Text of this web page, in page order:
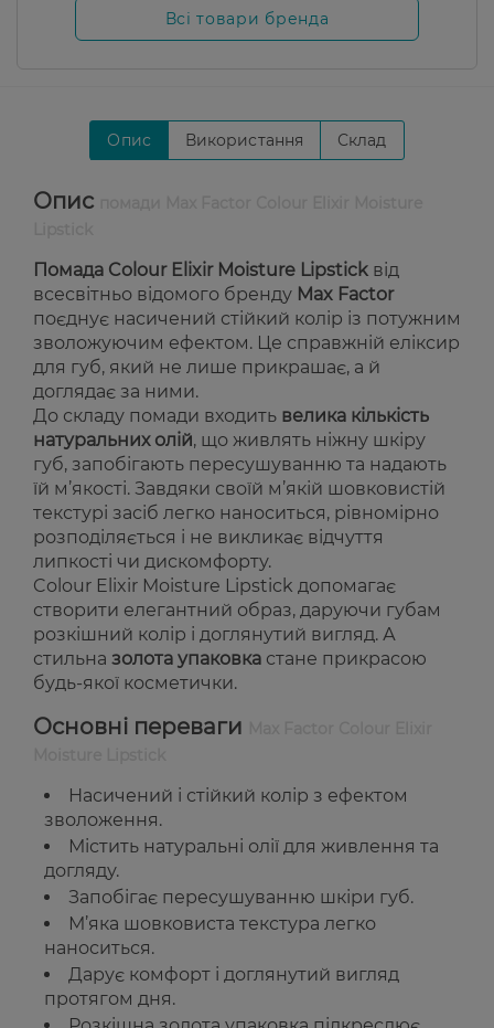
Всі товари бренда
Опис Використання Склад
Опис
Помада Colour Elixir Moisture Lipstick від
всесвітньо відомого бренду Max Factor
поєднує насичений стійкий колір із потужним
зволожуючим ефектом. Це справжній еліксир
для губ, який не лише прикрашає, а й
доглядає за ними.
До складу помади входить велика кількість
натуральних олій, що живлять ніжну шкіру
губ, запобігають пересушуванню та надають
їй м’якості. Завдяки своїй м’якій шовковистій
текстурі засіб легко наноситься, рівномірно
розподіляється і не викликає відчуття
липкості чи дискомфорту.
Colour Elixir Moisture Lipstick допомагає
створити елегантний образ, даруючи губам
розкішний колір і доглянутий вигляд. А
стильна золота упаковка стане прикрасою
будь-якої косметички.
Основні переваги
Насичений і стійкий колір з ефектом
зволоження.
Містить натуральні олії для живлення та
догляду.
Запобігає пересушуванню шкіри губ.
М’яка шовковиста текстура легко
наноситься.
Дарує комфорт і доглянутий вигляд
протягом дня.